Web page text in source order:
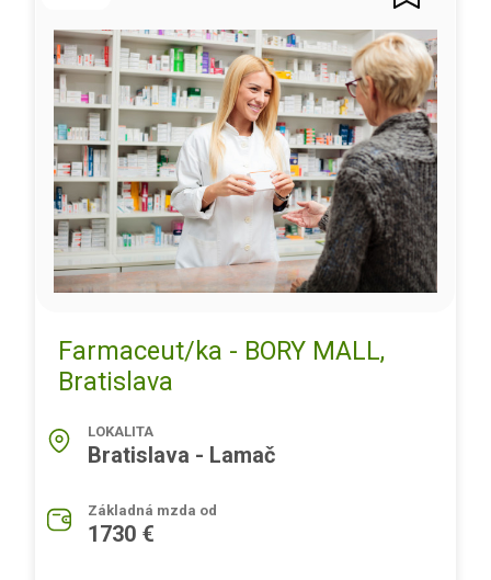
Farmaceut/ka - BORY MALL,
Bratislava
LOKALITA
Bratislava - Lamač
Základná mzda od
1730 €